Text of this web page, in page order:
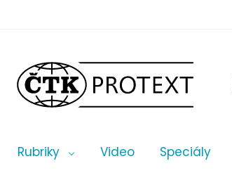
Rubriky Video Speciály